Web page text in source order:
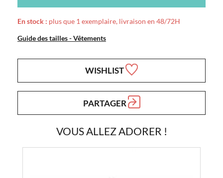
En stock : plus que 1 exemplaire, livraison en 48/72H
Guide des tailles - Vêtements
WISHLIST
PARTAGER
VOUS ALLEZ ADORER !